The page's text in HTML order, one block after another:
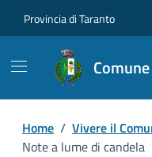
Provincia di Taranto
Home / Vivere il
Note a lume di candela